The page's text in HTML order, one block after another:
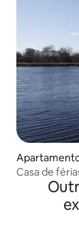
Casa de